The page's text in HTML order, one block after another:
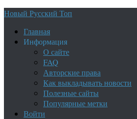
Новый Русский Топ
Главная
Информация
О сайте
FAQ
Авторские права
Как выкладывать новости
Полезные сайты
Популярные метки
Войти